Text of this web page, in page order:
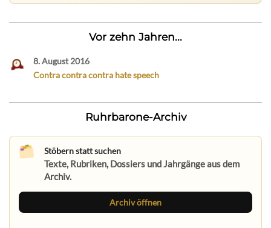
Vor zehn Jahren...
8. August 2016
Contra contra contra hate speech
Ruhrbarone-Archiv
Stöbern statt suchen
Texte, Rubriken, Dossiers und Jahrgänge aus dem
Archiv.
Archiv öffnen